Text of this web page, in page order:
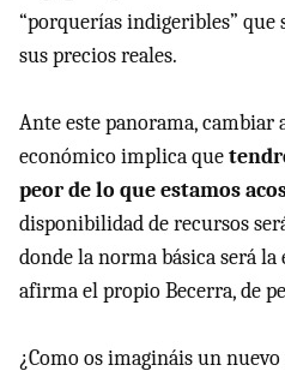
“porquerías indigeribles” que
sus precios reales.
Ante este panorama, cambiar
económico implica que
peor de lo que estamos
disponibilidad de recursos
donde la norma básica será la
afirma el propio Becerra, de
¿Como os imagináis un